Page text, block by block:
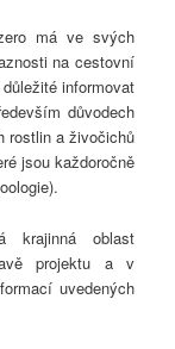
má ve svých
na cestovní
informovat
důvodech
rostlin a živočichů
jsou každoročně
krajinná oblast
projektu a v
uvedených